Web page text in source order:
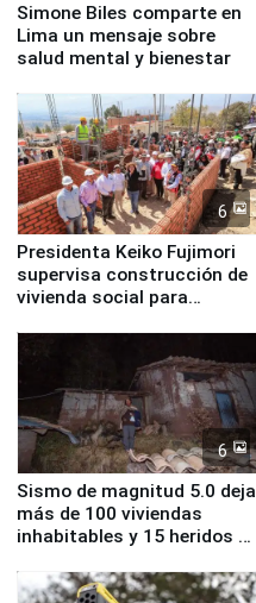
Simone Biles comparte en
Lima un mensaje sobre
salud mental y bienestar
6
Presidenta Keiko Fujimori
supervisa construcción de
vivienda social para
6
Sismo de magnitud 5.0 deja
más de 100 viviendas
inhabitables y 15 heridos en